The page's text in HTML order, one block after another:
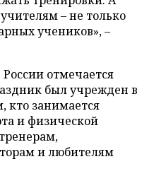
– не только
учеников», –
отмечается
был учрежден в
кто занимается
и физической
и любителям